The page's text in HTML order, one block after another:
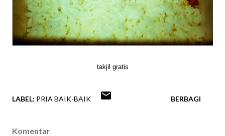
takjil gratis
LABEL: PRIA BAIK-BAIK BERBAGI
Komentar